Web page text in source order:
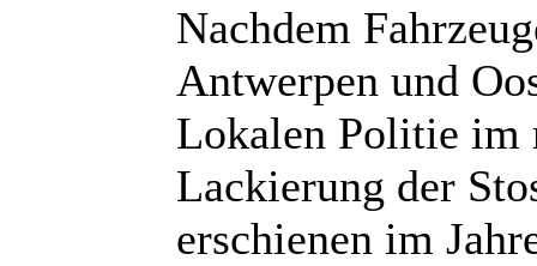
Nachdem
Antwerpen und
Lokalen Politie im
Lackierung der
erschienen im